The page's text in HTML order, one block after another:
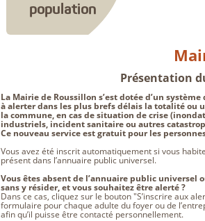
Présentation
La Mairie de Roussillon s’est dotée d’un
à alerter dans les plus brefs délais la totalité ou
la commune, en cas de situation de crise
industriels, incident sanitaire ou autres
Ce nouveau service est gratuit pour les
Vous avez été inscrit automatiquement si vous
présent dans l’annuaire public universel.
Vous êtes absent de l’annuaire public universel
sans y résider, et vous souhaitez être alerté ?
Dans ce cas, cliquez sur le bouton "S’inscrire aux
formulaire pour chaque adulte du foyer ou de
afin qu’il puisse être contacté personnellement.